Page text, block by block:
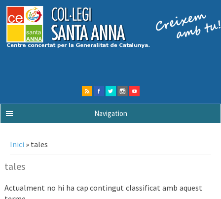
Navigation
Inici » tales
tales
Actualment no hi ha cap contingut classificat amb aquest